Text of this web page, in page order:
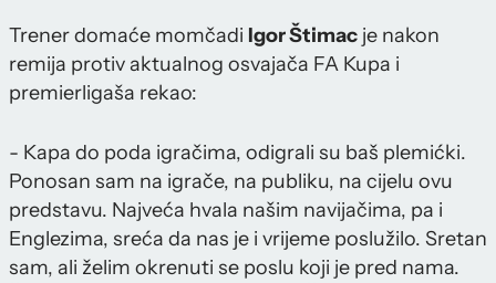
Trener domaće momčadi Igor Štimac je nakon
remija protiv aktualnog osvajača FA Kupa i
premierligaša rekao:
- Kapa do poda igračima, odigrali su baš plemićki.
Ponosan sam na igrače, na publiku, na cijelu ovu
predstavu. Najveća hvala našim navijačima, pa i
Englezima, sreća da nas je i vrijeme poslužilo. Sretan
sam, ali želim okrenuti se poslu koji je pred nama.